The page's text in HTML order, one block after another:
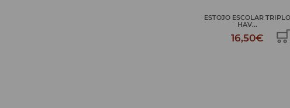
TOILETE VIAGEM HAVE A
GOO...
18,50€